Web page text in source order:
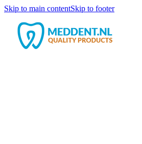
Skip to main contentSkip to footer